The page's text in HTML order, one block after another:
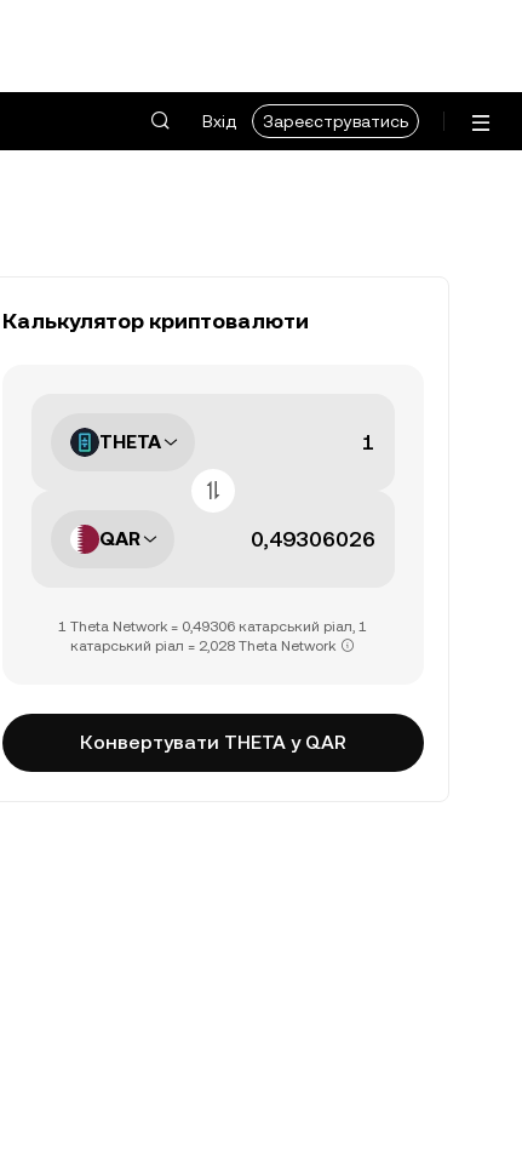
Вхід
Зареєструватись
Калькулятор криптовалюти
THETA
QAR
1 Theta Network = 0,49306 катарський ріал, 1
катарський ріал = 2,028 Theta Network
Конвертувати THETA у QAR